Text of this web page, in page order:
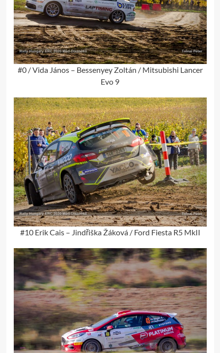
#0 / Vida János – Bessenyey Zoltán / Mitsubishi Lancer
Evo 9
#10 Erik Cais – Jindřiška Žáková / Ford Fiesta R5 MkII